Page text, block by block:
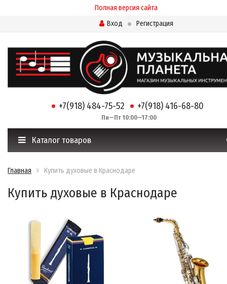
Полная версия сайта
Вход
Регистрация
+7(918) 484-75-52 +7(918) 416-68-80
Пн—Пт 10:00—17:00
Каталог товаров
Главная Купить духовые в Краснодаре
Купить духовые в Краснодаре